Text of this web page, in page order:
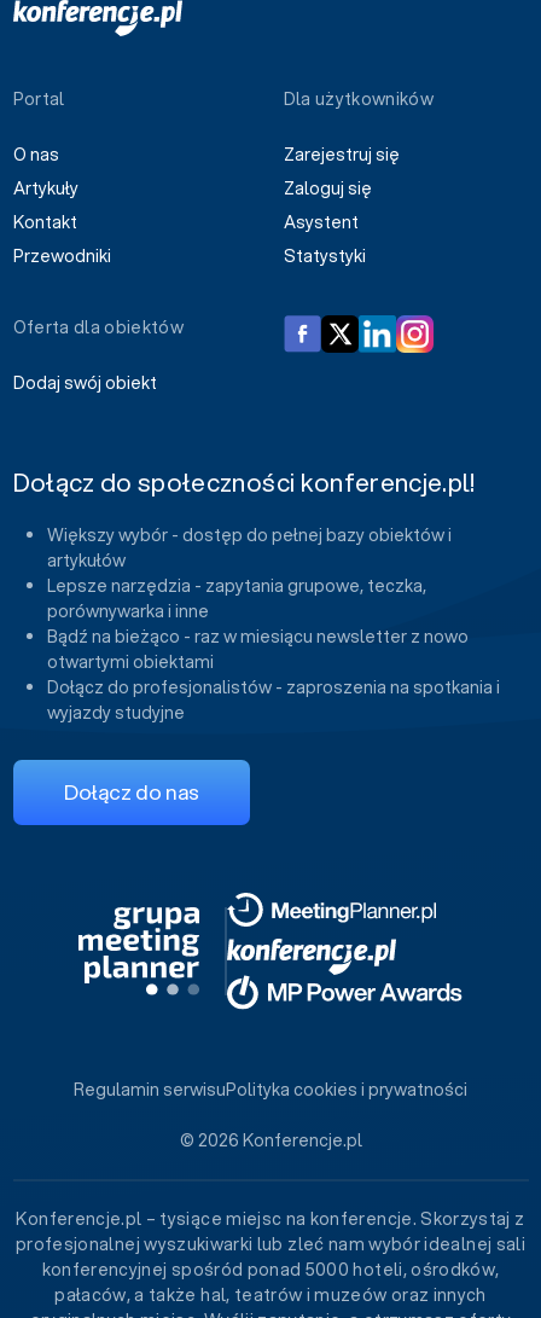
Portal
O nas
Artykuły
Kontakt
Przewodniki
Dla użytkowników
Zarejestruj się
Zaloguj się
Asystent
Statystyki
Oferta dla obiektów
Dodaj swój obiekt
Dołącz do społeczności konferencje.pl!
Większy wybór - dostęp do pełnej bazy obiektów i
artykułów
Lepsze narzędzia - zapytania grupowe, teczka,
porównywarka i inne
Bądź na bieżąco - raz w miesiącu newsletter z nowo
otwartymi obiektami
Dołącz do profesjonalistów - zaproszenia na spotkania i
wyjazdy studyjne
Dołącz do nas
© 2026 Konferencje.pl
Regulamin serwisuPolityka cookies i prywatności
Konferencje.pl – tysiące miejsc na konferencje. Skorzystaj z
profesjonalnej wyszukiwarki lub zleć nam wybór idealnej sali
konferencyjnej spośród ponad 5000 hoteli, ośrodków,
pałaców, a także hal, teatrów i muzeów oraz innych